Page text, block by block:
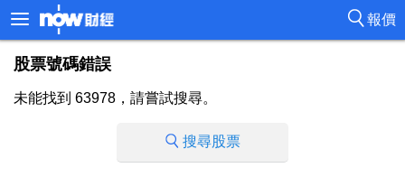
報價
股票號碼錯誤
未能找到 63978，請嘗試搜尋。
搜尋股票